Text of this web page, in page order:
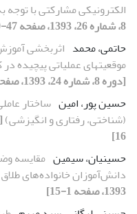
الکترونیکی مشارکتی با
8، شماره 26، 1393، صفحه 47-69]
حاتمی، محمد اثربخشی
موقعیتهای عملیاتی
[دوره 8، شماره 24، 1393، صفحه 195-218]
حسین پور، امین ساختار
(شناختی، رفتاری و انگیزشی)
16]
حسینیان، سیمین مقایسه
دانش‌آموزان خانواده‌های
1393، صفحه 1-15]